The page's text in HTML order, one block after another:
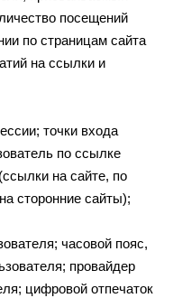
посещений
по страницам сайта
на ссылки и
точки входа
по ссылке
на сайте, по
сторонние сайты);
часовой пояс,
провайдер
цифровой отпечаток